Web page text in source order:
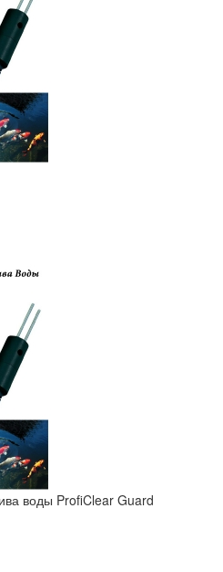
воды ProfiClear Guard